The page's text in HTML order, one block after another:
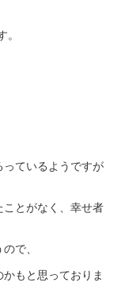
ているようですが
とがなく、幸せ者
で、
もと思っておりま